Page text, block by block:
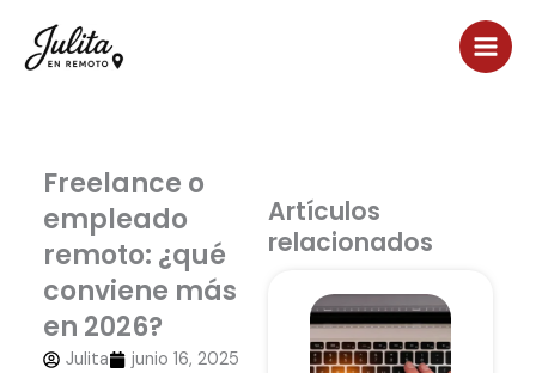
contenido
Freelance o
empleado
remoto: ¿qué
conviene más
en 2026?
Julita junio 16, 2025
Artículos
relacionados